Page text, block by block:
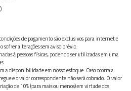
de pagamento são exclusivos para internet e
sofrer alterações sem aviso prévio.
à pessoas físicas, podendo ser utilizadas em uma
a disponibilidade em nosso estoque. Caso ocorra a
e o valor correspondente não será cobrado. O valor
de 10% (para mais ou menos) em virtude dos